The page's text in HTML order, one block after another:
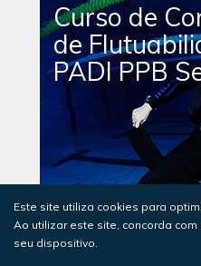
Curso de
de
PADI PPB
€ 219.00
Este site utiliza cookies para
Ao utilizar este site, concorda
seu dispositivo.